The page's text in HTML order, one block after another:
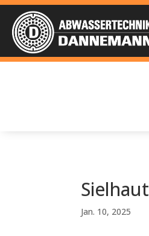
Sielhaut
Jan. 10, 2025